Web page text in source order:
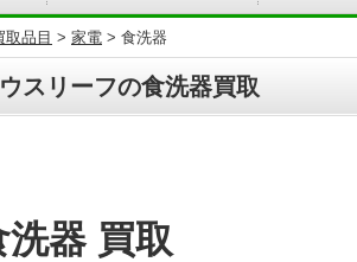
取品目 > 家電 > 食洗器
スリーフの食洗器買取
洗器 買取